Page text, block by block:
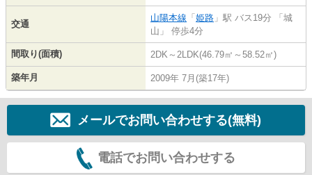
交通
山陽本線 「 姫路 」駅 バス19分 「城
山」 停歩4分
間取り(面積) 2DK～2LDK(46.79㎡～58.52㎡)
築年月 2009年 7月(築17年)
メールでお問い合わせする(無料)
電話でお問い合わせする